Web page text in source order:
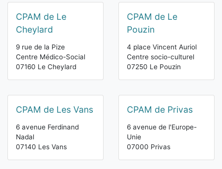
CPAM de Le
Cheylard
9 rue de la Pize
Centre Médico-Social
07160 Le Cheylard
CPAM de Le
Pouzin
4 place Vincent Auriol
Centre socio-culturel
07250 Le Pouzin
CPAM de Les Vans
6 avenue Ferdinand
Nadal
07140 Les Vans
CPAM de Privas
6 avenue de l'Europe-
Unie
07000 Privas